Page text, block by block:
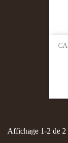
Affichage 1-2 de 2